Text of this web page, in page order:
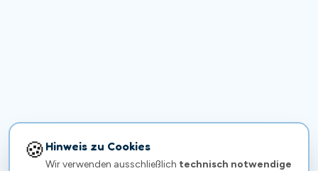
🍪 Hinweis zu Cookies
Wir verwenden ausschließlich technisch notwendige